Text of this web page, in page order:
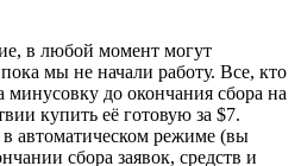
в любой момент могут
пока мы не начали работу. Все, кто
минусовку до окончания сбора на
купить её готовую за $7.
автоматическом режиме (вы
сбора заявок, средств и